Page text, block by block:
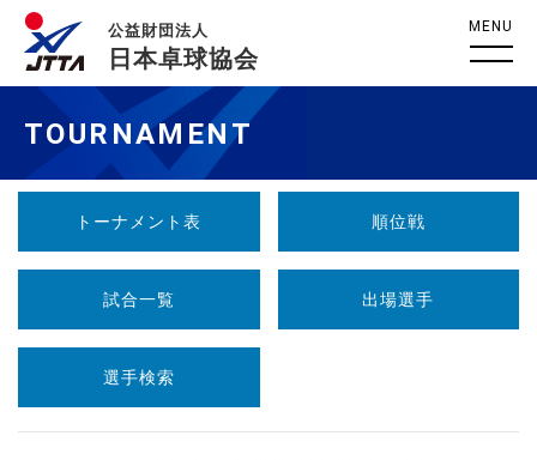
公益財団法人
日本卓球協会
MENU
TOURNAMENT
トーナメント表 順位戦
試合一覧 出場選手
選手検索